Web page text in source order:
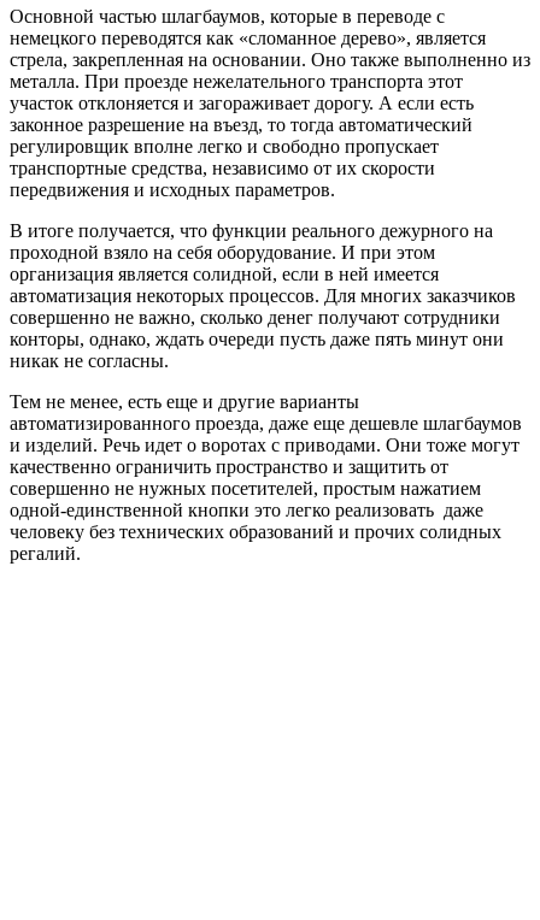
Основной частью шлагбаумов, которые в переводе с
немецкого переводятся как «сломанное дерево», является
стрела, закрепленная на основании. Оно также выполненно из
металла. При проезде нежелательного транспорта этот
участок отклоняется и загораживает дорогу. А если есть
законное разрешение на въезд, то тогда автоматический
регулировщик вполне легко и свободно пропускает
транспортные средства, независимо от их скорости
передвижения и исходных параметров.
В итоге получается, что функции реального дежурного на
проходной взяло на себя оборудование. И при этом
организация является солидной, если в ней имеется
автоматизация некоторых процессов. Для многих заказчиков
совершенно не важно, сколько денег получают сотрудники
конторы, однако, ждать очереди пусть даже пять минут они
никак не согласны.
Тем не менее, есть еще и другие варианты
автоматизированного проезда, даже еще дешевле шлагбаумов
и изделий. Речь идет о воротах с приводами. Они тоже могут
качественно ограничить пространство и защитить от
совершенно не нужных посетителей, простым нажатием
одной-единственной кнопки это легко реализовать даже
человеку без технических образований и прочих солидных
регалий.